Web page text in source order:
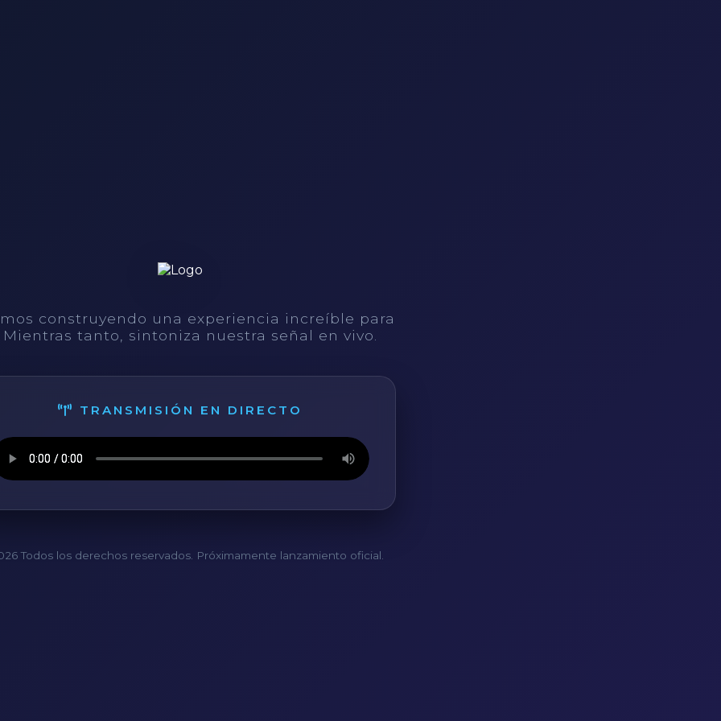
construyendo una experiencia increíble para
tanto, sintoniza nuestra señal en vivo.
TRANSMISIÓN EN DIRECTO
Todos los derechos reservados. Próximamente lanzamiento oficial.